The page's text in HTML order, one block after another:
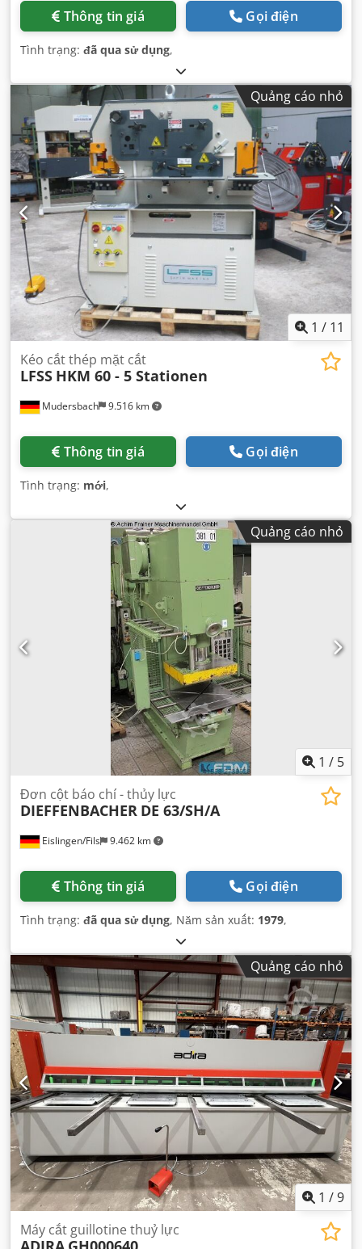
Thông tin giá Gọi điện
Tình trạng: đã qua sử dụng,
Quảng cáo nhỏ
1 / 11
Mudersbach 9.516 km
Kéo cắt thép mặt cắt
LFSS HKM 60 - 5 Stationen
Thông tin giá Gọi điện
Tình trạng: mới,
Quảng cáo nhỏ
1 / 5
Eislingen/Fils 9.462 km
Đơn cột báo chí - thủy lực
DIEFFENBACHER DE 63/SH/A
Thông tin giá Gọi điện
Tình trạng: đã qua sử dụng, Năm sản xuất: 1979,
Quảng cáo nhỏ
1 /9
Máy cắt guillotine thuỷ lực